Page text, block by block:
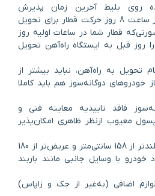
روی بلیط آخرین زمان پذیرش
خودروست. شما می‌توانید از ساعت 8 روز حرکت قطار برای تحویل
قطار شما در ساعات اولیه روز
روز قبل به ایستگاه راه‌آهن تحویل
تحویل به راه‌آهن، نباید بیشتر از
خودروهای دوگانه‌سوز هم باید کاملا
فاقد تاییدیه معاینه فنی و
معیوب ازنظر ظاهری امکان‌پذیر
🔸 امکان حمل خودروهای بلندتر از 158 سانتی‌متر و عریض‌تر از 180
خودرو با وسایل جانبی مانند باربند
اضافی (به‌غیر از جک و زاپاس)